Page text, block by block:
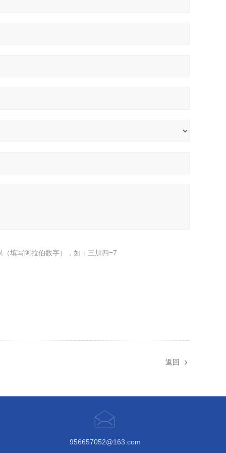
（填写阿拉伯数字），如：三加四=7
返回
956657052@163.com